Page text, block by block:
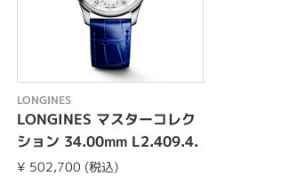
LONGINES
LONGINES マスターコレク
ション 34.00mm L2.409.4.
87.0
¥ 502,700 (税込)